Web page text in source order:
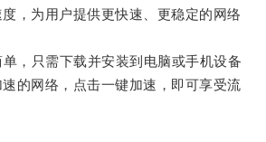
，为用户提供更快速、更稳定的网络
只需下载并安装到电脑或手机设备
速的网络，点击一键加速，即可享受流